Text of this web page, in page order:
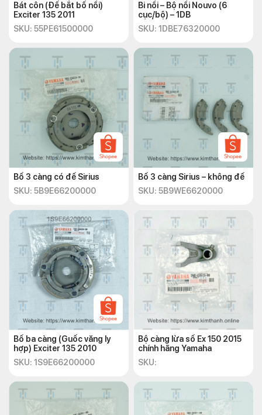
Bát côn (Đế bắt bố nồi)
Exciter 135 2011
SKU: 55PE61500000
Bi nồi – Bộ nồi Nouvo (6
cục/bộ) – 1DB
SKU: 1DBE76320000
Bố 3 càng có đế Sirius
SKU: 5B9E66200000
Bố 3 càng Sirius – không đế
SKU: 5B9WE6620000
Bố ba càng (Guốc văng ly
hợp) Exciter 135 2010
SKU: 1S9E66200000
Bộ càng lừa số Ex 150 2015
chính hãng Yamaha
SKU: